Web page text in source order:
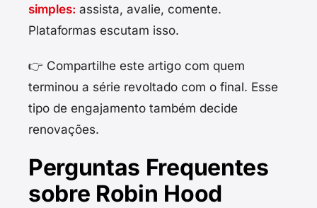
simples: assista, avalie, comente.
Plataformas escutam isso.
👉 Compartilhe este artigo com quem
terminou a série revoltado com o final. Esse
tipo de engajamento também decide
renovações.
Perguntas Frequentes
sobre Robin Hood